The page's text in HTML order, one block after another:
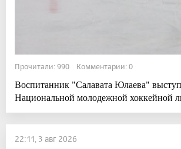
Прочитали: 990 Комментарии: 0
Воспитанник "Салавата Юлаева"
Национальной молодежной хоккейной
22:11, 3 авг 2026